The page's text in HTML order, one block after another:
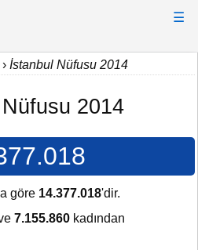
☰
› İstanbul Nüfusu 2014
2014
göre 14.377.018'dir.
7.155.860 kadından